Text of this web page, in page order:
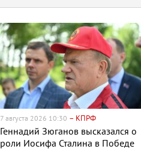
7 августа 2026 10:30 – КПРФ
Геннадий Зюганов высказался о
роли Иосифа Сталина в Победе